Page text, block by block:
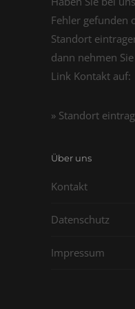
Fehler gefunden
Standort
dann nehmen
Link Kontakt auf:
» Standort
Über uns
Kontakt
Datenschutz
Impressum